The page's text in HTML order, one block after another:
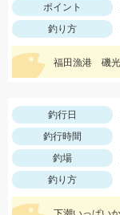
ポイント
釣り方
釣行日
釣行時間
釣場
釣り方